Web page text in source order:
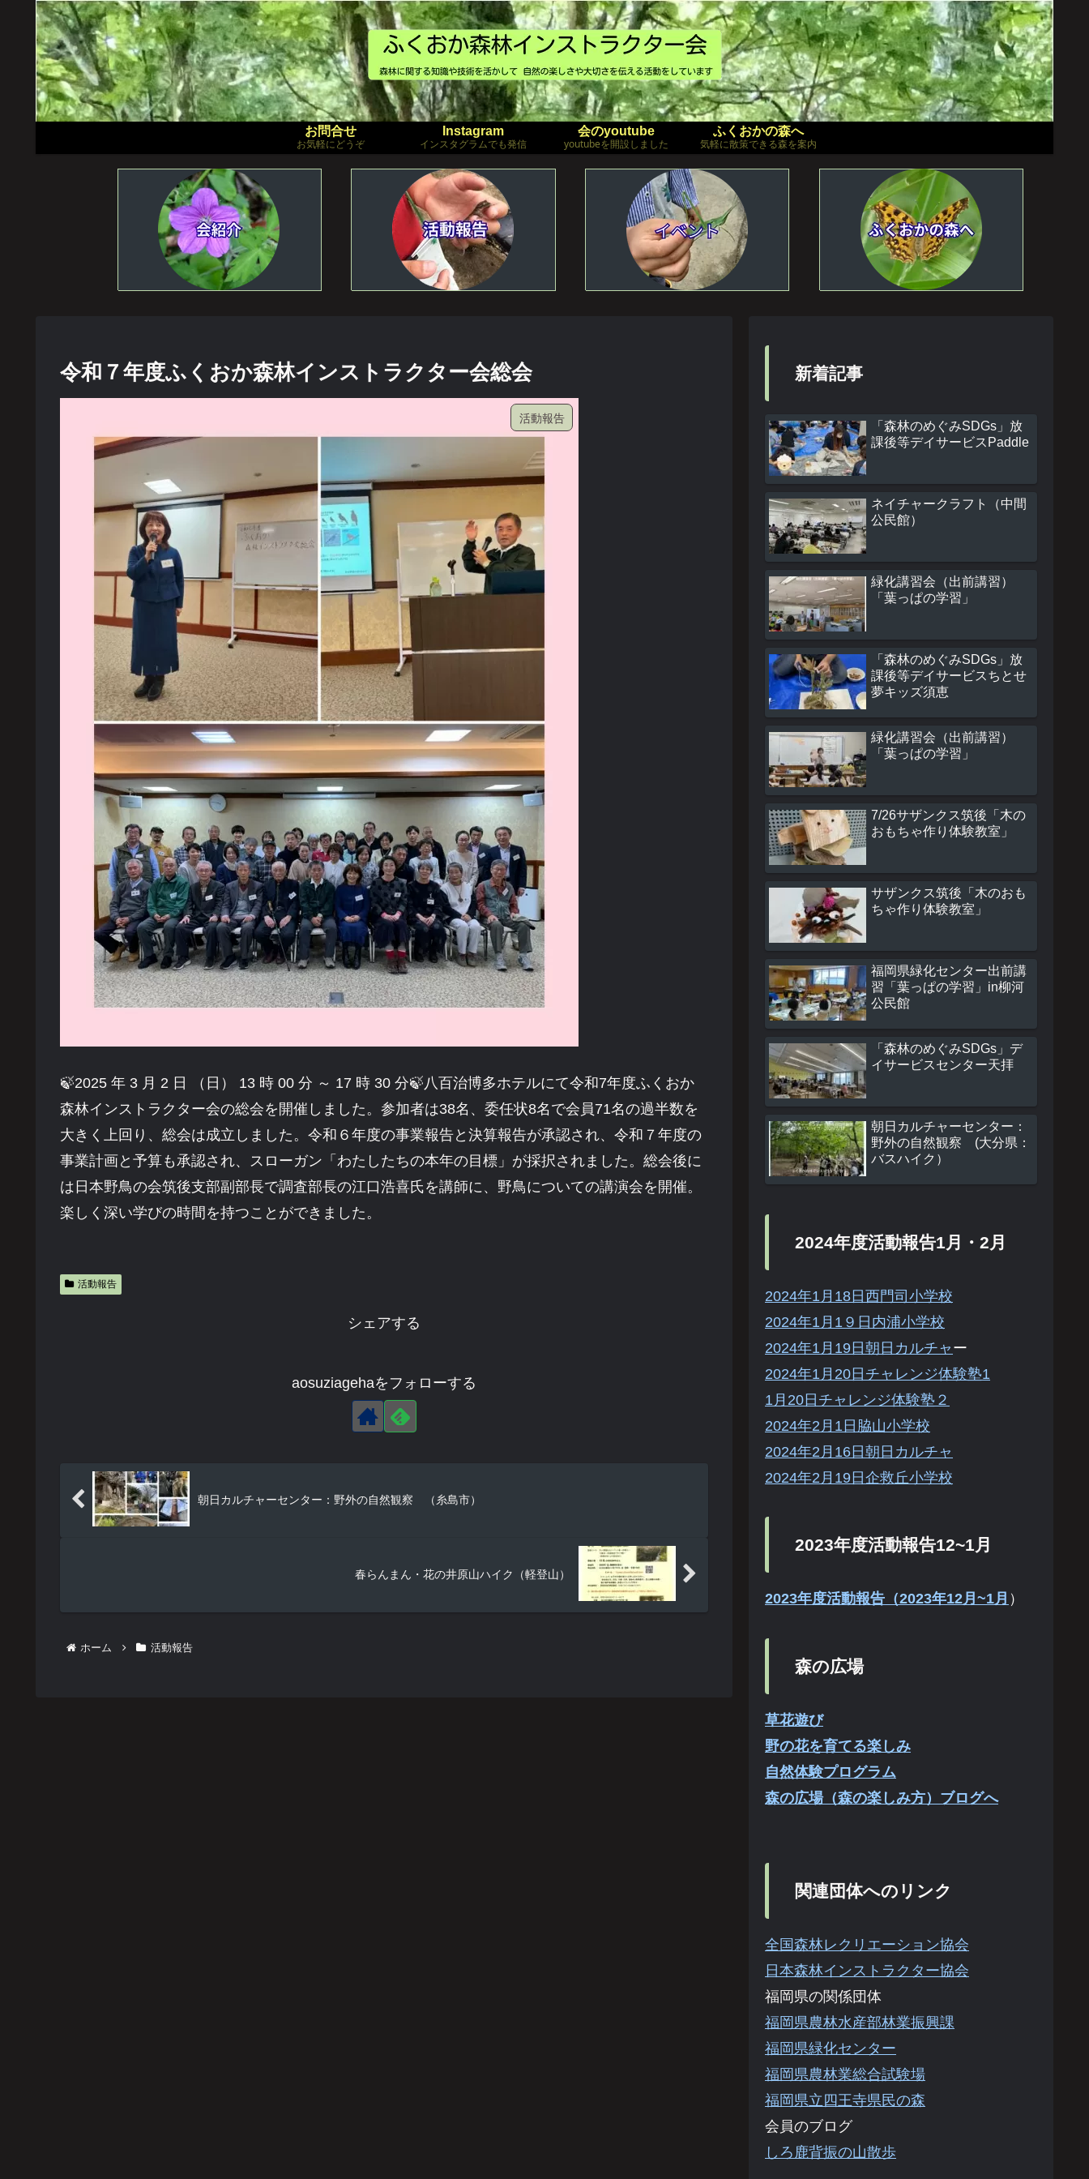
お問合せ
お気軽にどうぞ
Instagram
インスタグラムでも発信
会のyoutube
youtubeを開設しました
ふくおかの森へ
気軽に散策できる森を案内
令和７年度ふくおか森林インストラクター会総会
活動報告
🍃2025 年 3 月 2 日 （日） 13 時 00 分 ～ 17 時 30 分🍃八百治博多ホテルにて令和7年度ふくおか
森林インストラクター会の総会を開催しました。参加者は38名、委任状8名で会員71名の過半数を
大きく上回り、総会は成立しました。令和６年度の事業報告と決算報告が承認され、令和７年度の
事業計画と予算も承認され、スローガン「わたしたちの本年の目標」が採択されました。総会後に
は日本野鳥の会筑後支部副部長で調査部長の江口浩喜氏を講師に、野鳥についての講演会を開催。
楽しく深い学びの時間を持つことができました。
活動報告
シェアする
aosuziagehaをフォローする
朝日カルチャーセンター：野外の自然観察 （糸島市）
春らんまん・花の井原山ハイク（軽登山）
ホーム 活動報告
新着記事
「森林のめぐみSDGs」放
課後等デイサービスPaddle
ネイチャークラフト（中間
公民館）
緑化講習会（出前講習）
「葉っぱの学習」
「森林のめぐみSDGs」放
課後等デイサービスちとせ
夢キッズ須恵
緑化講習会（出前講習）
「葉っぱの学習」
7/26サザンクス筑後「木の
おもちゃ作り体験教室」
サザンクス筑後「木のおも
ちゃ作り体験教室」
福岡県緑化センター出前講
習「葉っぱの学習」in柳河
公民館
「森林のめぐみSDGs」デ
イサービスセンター天拝
朝日カルチャーセンター：
野外の自然観察 (大分県：
バスハイク）
2024年度活動報告1月・2月
2024年1月18日西門司小学校
2024年1月1９日内浦小学校
2024年1月19日朝日カルチャ ー
2024年1月20日チャレンジ体験塾1
1月20日チャレンジ体験塾２
2024年2月1日脇山小学校
2024年2月16日朝日カルチャ
2024年2月19日企救丘小学校
2023年度活動報告12~1月
2023年度活動報告（2023年12月~1月 ）
森の広場
草花遊び
野の花を育てる楽しみ
自然体験プログラム
森の広場（森の楽しみ方）ブログへ
関連団体へのリンク
全国森林レクリエーション協会
日本森林インストラクター協会
福岡県の関係団体
福岡県農林水産部林業振興課
福岡県緑化センター
福岡県農林業総合試験場
福岡県立四王寺県民の森
会員のブログ
しろ鹿背振の山散歩